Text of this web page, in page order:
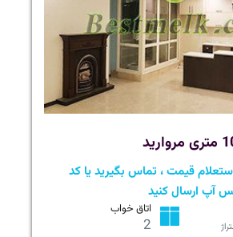
قیمت ، تماس بگیرید یا کد
آپ ارسال کنید
اتاق خواب
2